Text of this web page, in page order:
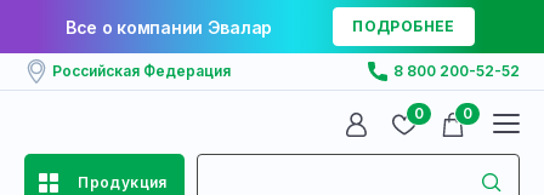
Все о компании Эвалар ПОДРОБНЕЕ
Российская Федерация 8 800 200-52-52
0 0
Продукция